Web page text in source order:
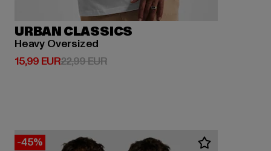
URBAN CLASSICS
Heavy Oversized
15,99 EUR
Derzeitiger Preis: 15,99 EUR
22,99 EURAktionspreis: 22,99 EUR
-45%